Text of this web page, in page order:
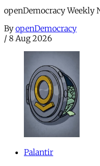
openDemocracy Weekly
By openDemocracy
/ 8 Aug 2026
Palantir